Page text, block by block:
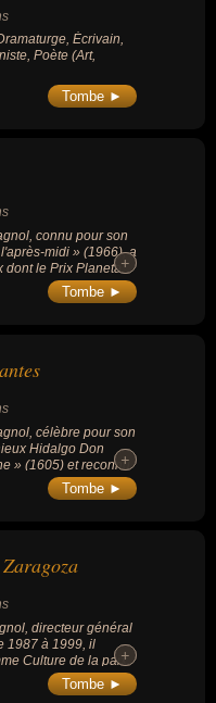
Écrivain,
Poète (Art,
Tombe ►
connu pour son
midi » (1966), a
dont le Prix Planeta
à la culotte d'or » et
+
+
Tombe ►
célèbre pour son
Hidalgo Don
» (1605) et reconnu
moderne. Sa
romans de chevalerie
+
+
Tombe ►
directeur général
1987 à 1999, il
Culture de la paix
générale des
l'an 2000 « Année
+
+
Tombe ►